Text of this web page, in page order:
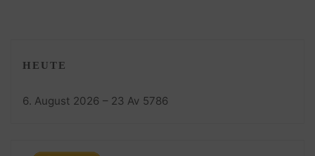
HEUTE
6. August 2026 – 23 Av 5786